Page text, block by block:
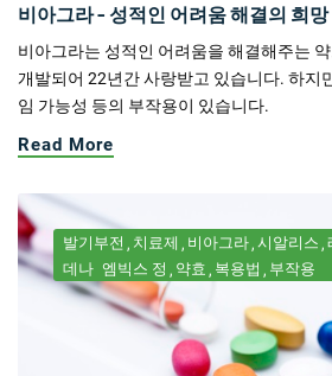
비아그라 - 성적인 어려움 해결의 희망
비아그라는 성적인 어려움을 해결해주는
개발되어 22년간 사랑받고 있습니다. 하지
임 가능성 등의 부작용이 있습니다.
Read More
발기부전 치료제 비아그라 시알리스
데나 엠빅스 정 약효 복용법 부작용